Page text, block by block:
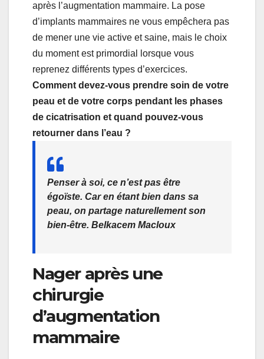
après l’augmentation mammaire. La pose
d’implants mammaires ne vous empêchera pas
de mener une vie active et saine, mais le choix
du moment est primordial lorsque vous
reprenez différents types d’exercices.
Comment devez-vous prendre soin de votre
peau et de votre corps pendant les phases
de cicatrisation et quand pouvez-vous
retourner dans l’eau ?
Penser à soi, ce n’est pas être
égoïste. Car en étant bien dans sa
peau, on partage naturellement son
bien-être. Belkacem Macloux
Nager après une
chirurgie
d’augmentation
mammaire